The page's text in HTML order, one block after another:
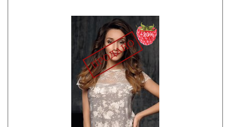
кружевных бочков и спинки.
Рельефы украшены
декоративной тесьмой и
сатиновыми бантами.
Элегантная и изящная
коллекция Arabella —
французкая классика в
современном исполнении.
Телесный цвет
ассоциируется с
искренностью, нежностью и
чувственностью, подходит
практически для любых
случаев и нарядов.
Лайкра 15%
Полиамид 85%
−20%